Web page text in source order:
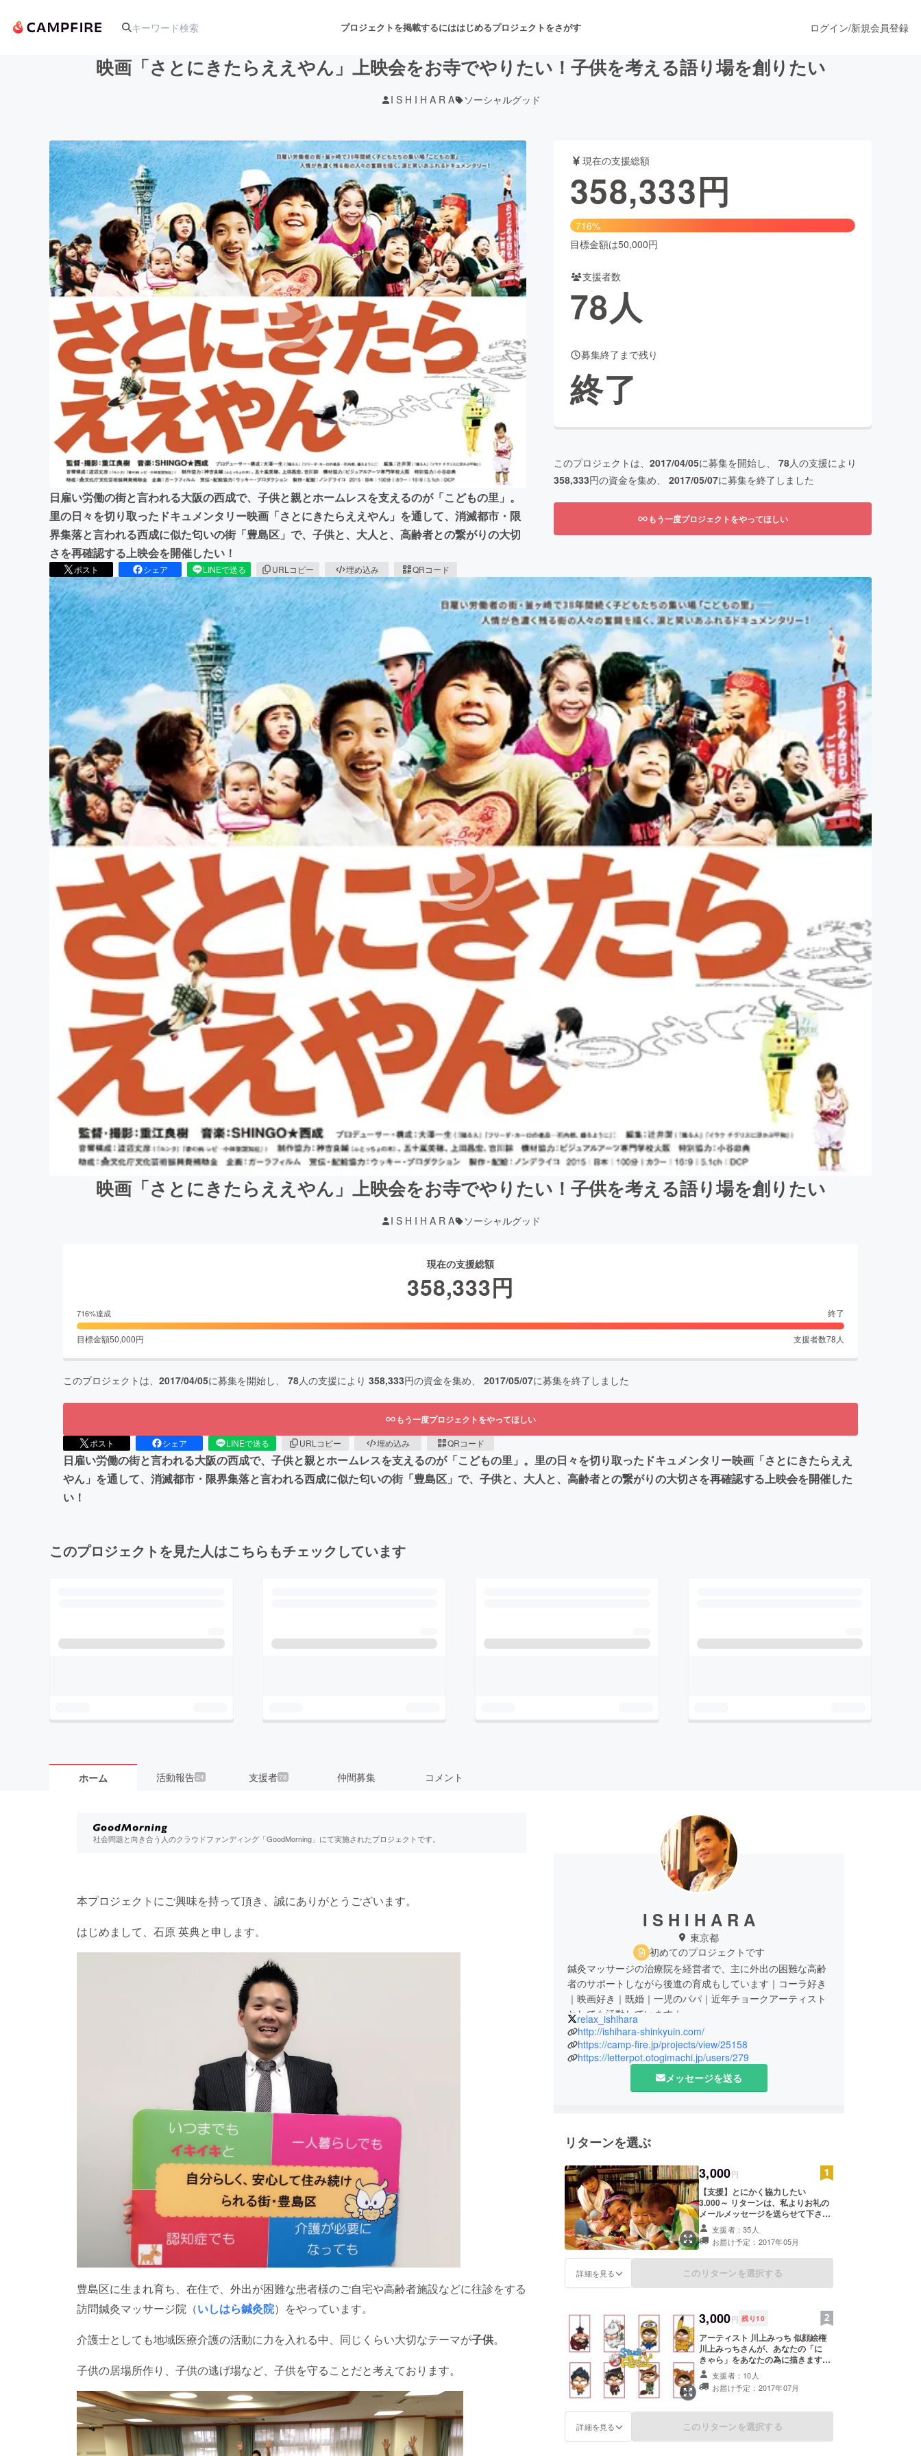
プロジェクトを掲載するにははじめるプロジェクトをさがす
アート・写真 音楽 舞台・パフォーマンス
テクノロジー・ガジェット ゲーム・サービス開発 フード・飲食店 ファッション
映像・映画 書籍・雑誌出版 アニメ・漫画
ビジネス・起業 チャレンジ ビューティー・ヘルスケア
まちづくり・地域活性化
CAMPFIRE for Social GoodCAMPFIRE Creation
CAMPFIREふるさと納税machi-yaコミュニティ
ログイン/新規会員登録
映画「さとにきたらええやん」上映会をお寺でやりたい！子供を考える語り場を創りたい
I S H I H A R A ソーシャルグッド
日雇い労働の街と言われる大阪の西成で、子供と親とホームレスを支えるのが「こどもの里」。
里の日々を切り取ったドキュメンタリー映画「さとにきたらええやん」を通して、消滅都市・限
界集落と言われる西成に似た匂いの街「豊島区」で、子供と、大人と、高齢者との繋がりの大切
さを再確認する上映会を開催したい！
ポスト シェア LINEで送る URLコピー 埋め込み QRコード
現在の支援総額
358,333円
716%
目標金額は50,000円
支援者数
78人
募集終了まで残り
終了
このプロジェクトは、 2017/04/05に募集を開始し、 78人の支援により
358,333円の資金を集め、 2017/05/07に募集を終了しました
もう一度プロジェクトをやってほしい
映画「さとにきたらええやん」上映会をお寺でやりたい！子供を考える語り場を創りたい
I S H I H A R A ソーシャルグッド
現在の支援総額
358,333円
716%達成 終了
目標金額50,000円 支援者数78 人
このプロジェクトは、 2017/04/05に募集を開始し、 78人の支援により 358,333円の資金を集め、 2017/05/07に募集を終了しました
もう一度プロジェクトをやってほしい
ポスト シェア LINEで送る URLコピー 埋め込み QRコード
日雇い労働の街と言われる大阪の西成で、子供と親とホームレスを支えるのが「こどもの里」。里の日々を切り取ったドキュメンタリー映画「さとにきたらええ
やん」を通して、消滅都市・限界集落と言われる西成に似た匂いの街「豊島区」で、子供と、大人と、高齢者との繋がりの大切さを再確認する上映会を開催した
い！
このプロジェクトを見た人はこちらもチェックしています
ホーム 活動報告24 支援者78 仲間募集 コメント
社会問題と向き合う人のクラウドファンディング「GoodMorning」にて実施されたプロジェクトです。
本プロジェクトにご興味を持って頂き、誠にありがとうございます。
はじめまして、石原 英典と申します。
豊島区に生まれ育ち、在住で、外出が困難な患者様のご自宅や高齢者施設などに往診をする
訪問鍼灸マッサージ院（いしはら鍼灸院）をやっています。
介護士としても地域医療介護の活動に力を入れる中、同じくらい大切なテーマが子供。
子供の居場所作り、子供の逃げ場など、子供を守ることだと考えております。
I S H I H A R A
東京都
初めてのプロジェクトです
鍼灸マッサージの治療院を経営者で、主に外出の困難な高齢
者のサポートしながら後進の育成もしています｜コーラ好き
｜映画好き｜既婚｜一児のパパ｜近年チョークアーティスト
としても活動しています｜
relax_ishihara
http://ishihara-shinkyuin.com/
https://camp-fire.jp/projects/view/25158
https://letterpot.otogimachi.jp/users/279
メッセージを送る
リターンを選ぶ
3,000円
【支援】とにかく協力したい
3.000～ リターンは、私よりお礼の
メールメッセージを送らせて下さ
い。 「頑張れ！リターンは要らない
よ！ただ応援するよ！」と言う方向
けです。 ※支援金額は3.000円と
なっておりますが、上限は自由に設
定が出来ますのでご協力をお願い致
します。 ※このご縁を大切にしたい
のです。 ※可能であれば僕が直接お
どが困難な場合はごめんなさい。
支援者：35人
お届け予定：2017年05月
詳細を見る このリターンを選択する
3,000円 残り10
アーティスト 川上みっち 似顔絵権
川上みっちさんが、あなたの「に
きゃら」をあなたの為に描きます。
※あなた、もしくはご家族様などか
ら「1名」とさせて頂きます。キャ
ラクター被り物などは要相談。名刺
法は、後日メッセージをさせて頂き
ます。 ※支援金額は3.000円となっ
支援者：10人
お届け予定：2017年07月
詳細を見る このリターンを選択する